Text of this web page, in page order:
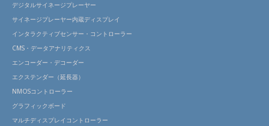
デジタルサイネージプレーヤー
サイネージプレーヤー内蔵ディスプレイ
インタラクティブセンサー・コントローラー
CMS・データアナリティクス
エンコーダー・デコーダー
エクステンダー（延長器）
NMOSコントローラー
グラフィックボード
マルチディスプレイコントローラー